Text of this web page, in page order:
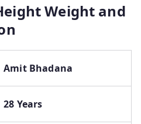
Weight and
Amit Bhadana
28 Years